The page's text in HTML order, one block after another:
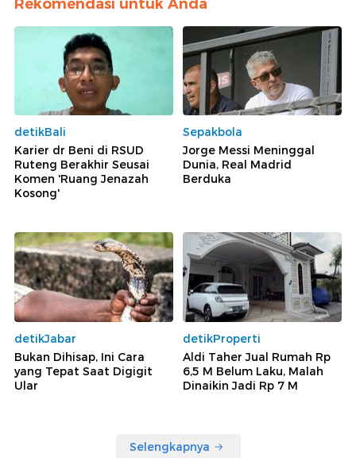
Rekomendasi untuk Anda
detikBali
Karier dr Beni di RSUD
Ruteng Berakhir Seusai
Komen 'Ruang Jenazah
Kosong'
Sepakbola
Jorge Messi Meninggal
Dunia, Real Madrid
Berduka
detikJabar
Bukan Dihisap, Ini Cara
yang Tepat Saat Digigit
Ular
detikProperti
Aldi Taher Jual Rumah Rp
6,5 M Belum Laku, Malah
Dinaikin Jadi Rp 7 M
Selengkapnya